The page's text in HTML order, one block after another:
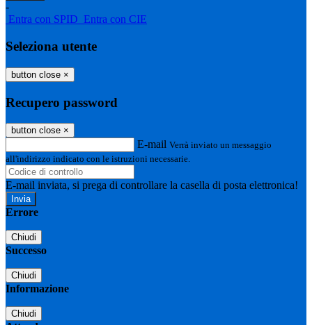
-
Entra con SPID Entra con CIE
Seleziona utente
button close ×
Recupero password
button close ×
E-mail Verrà inviato un messaggio
all'indirizzo indicato con le istruzioni necessarie.
E-mail inviata, si prega di controllare la casella di posta elettronica!
Errore
Chiudi
Successo
Chiudi
Informazione
Chiudi